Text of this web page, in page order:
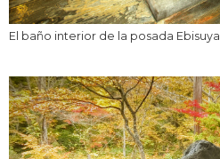
El baño interior de la posada